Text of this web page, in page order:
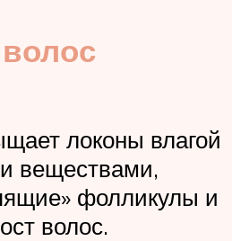
локоны влагой
веществами,
фолликулы и
волос.